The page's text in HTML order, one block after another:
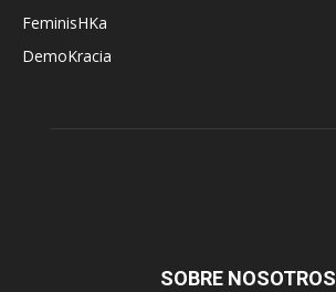
FeminisHKa
DemoKracia
SOBRE NOSOTROS